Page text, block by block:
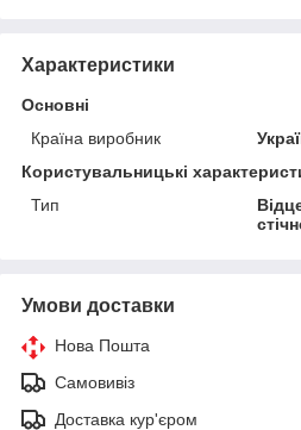
Характеристики
Основні
Країна виробник
Користувальницькі
Тип
Умови доставки
Нова Пошта
Самовивіз
Доставка кур'єром